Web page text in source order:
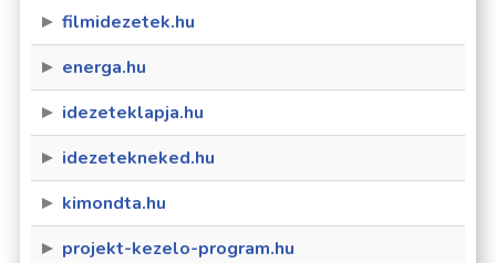
filmidezetek.hu
energa.hu
idezeteklapja.hu
idezetekneked.hu
kimondta.hu
projekt-kezelo-program.hu